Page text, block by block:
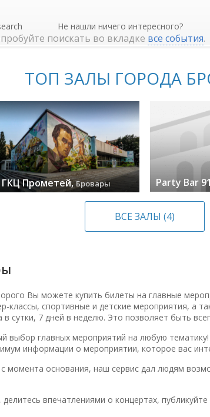
Не нашли ничего интересного?
поискать во вкладке все события.
ТОП ЗАЛЫ ГОРОДА
ГКЦ Прометей,Бровары Party Bar
ВСЕ ЗАЛЫ (4)
Вы можете купить билеты на главные
классы, спортивные и детские мероприятия, а
сутки, 7 дней в неделю. Это позволяет быть
выбор главных мероприятий на любую
информации о мероприятии, которое вас
момента основания, наш сервис дал людям
впечатлениями о концертах,